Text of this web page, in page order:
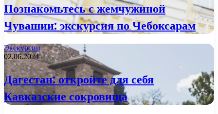
Познакомьтесь с жемчужиной
Чувашии: экскурсия по Чебоксарам
Экскурсии
02.06.2024
Дагестан: откройте для себя
Кавказские сокровища